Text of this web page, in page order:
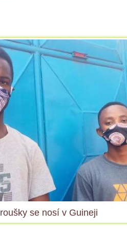
roušky se nosí v Guineji